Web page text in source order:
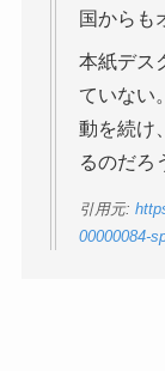
国からも
本紙デス
ていない
動を続け
るのだろ
引用元:
00000084-